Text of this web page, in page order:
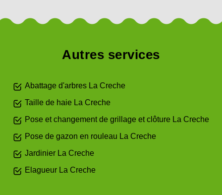
Autres services
Abattage d'arbres La Creche
Taille de haie La Creche
Pose et changement de grillage et clôture La Creche
Pose de gazon en rouleau La Creche
Jardinier La Creche
Elagueur La Creche